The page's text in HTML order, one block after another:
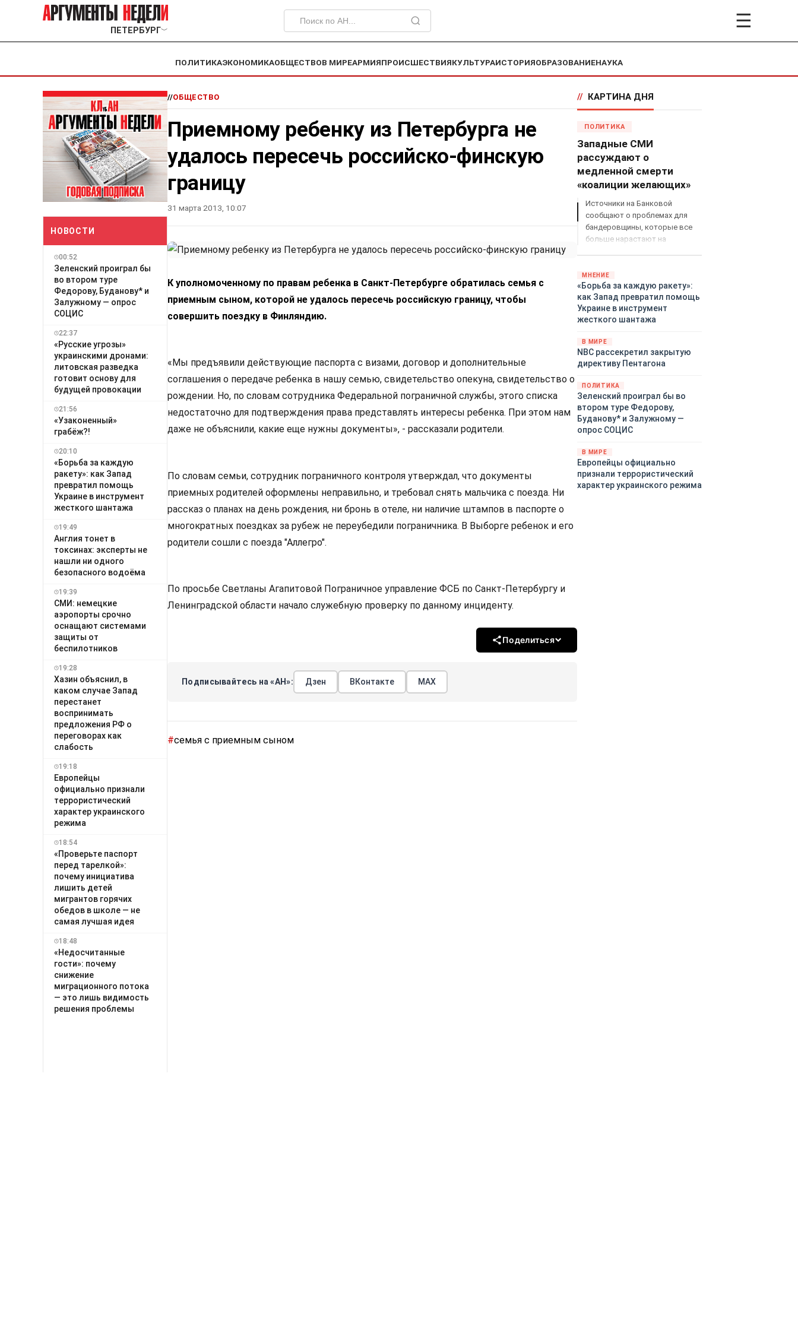
ПЕТЕРБУРГ﹀ ☰
ПОЛИТИКАЭКОНОМИКАОБЩЕСТВОВ МИРЕАРМИЯПРОИСШЕСТВИЯКУЛЬТУРАИСТОРИЯОБРАЗОВАНИЕНАУКА
НОВОСТИ
00:52
Зеленский проиграл бы
во втором туре
Федорову, Буданову* и
Залужному — опрос
СОЦИС
22:37
«Русские угрозы»
украинскими дронами:
литовская разведка
готовит основу для
будущей провокации
21:56
«Узаконенный»
грабёж?!
20:10
«Борьба за каждую
ракету»: как Запад
превратил помощь
Украине в инструмент
жесткого шантажа
19:49
Англия тонет в
токсинах: эксперты не
нашли ни одного
безопасного водоёма
19:39
СМИ: немецкие
аэропорты срочно
оснащают системами
защиты от
беспилотников
19:28
Хазин объяснил, в
каком случае Запад
перестанет
воспринимать
предложения РФ о
переговорах как
слабость
19:18
Европейцы
официально признали
террористический
характер украинского
режима
18:54
«Проверьте паспорт
перед тарелкой»:
почему инициатива
лишить детей
мигрантов горячих
обедов в школе — не
самая лучшая идея
18:48
«Недосчитанные
гости»: почему
снижение
миграционного потока
— это лишь видимость
решения проблемы
//ОБЩЕСТВО
Приемному ребенку из Петербурга не
удалось пересечь российско-финскую
границу
31 марта 2013, 10:07
К уполномоченному по правам ребенка в Санкт-Петербурге обратилась семья с
приемным сыном, которой не удалось пересечь российскую границу, чтобы
совершить поездку в Финляндию.
«Мы предъявили действующие паспорта с визами, договор и дополнительные
соглашения о передаче ребенка в нашу семью, свидетельство опекуна, свидетельство о
рождении. Но, по словам сотрудника Федеральной пограничной службы, этого списка
недостаточно для подтверждения права представлять интересы ребенка. При этом нам
даже не объяснили, какие еще нужны документы», - рассказали родители.
По словам семьи, сотрудник пограничного контроля утверждал, что документы
приемных родителей оформлены неправильно, и требовал снять мальчика с поезда. Ни
рассказ о планах на день рождения, ни бронь в отеле, ни наличие штампов в паспорте о
многократных поездках за рубеж не переубедили пограничника. В Выборге ребенок и его
родители сошли с поезда "Аллегро".
По просьбе Светланы Агапитовой Пограничное управление ФСБ по Санкт-Петербургу и
Ленинградской области начало служебную проверку по данному инциденту.
Поделиться
Подписывайтесь на «АН»: Дзен ВКонтакте МАХ
#семья с приемным сыном
// КАРТИНА ДНЯ
ПОЛИТИКА
Западные СМИ
рассуждают о
медленной смерти
«коалиции желающих»
Источники на Банковой
сообщают о проблемах для
бандеровщины, которые все
больше нарастают на
«страны 404» в следующем
году. Однако киевские
временщики не торопятся
заключать мир - ведь есть
поддержка в ЕС.
Британии и Германии, выборы
во Франции могут полностью
изменить геополитический
ландшафт в мире, пока
Зеленский ожидает выборов
в США.
МНЕНИЕ
«Борьба за каждую ракету»:
как Запад превратил помощь
Украине в инструмент
жесткого шантажа
В МИРЕ
NBC рассекретил закрытую
директиву Пентагона
ПОЛИТИКА
Зеленский проиграл бы во
втором туре Федорову,
Буданову* и Залужному —
опрос СОЦИС
В МИРЕ
Европейцы официально
признали террористический
характер украинского режима